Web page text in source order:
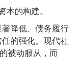
本的构建。
降低、债务履行
的强化。现代社
被动服从，而